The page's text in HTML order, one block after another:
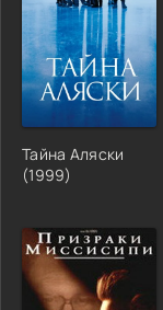
Тайна Аляски
(1999)